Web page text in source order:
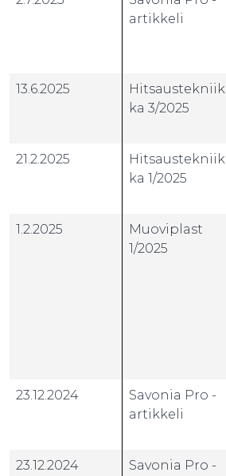
artikkeli
13.6.2025
Hitsaustekniik
ka 3/2025
21.2.2025
Hitsaustekniik
ka 1/2025
1.2.2025
Muoviplast
1/2025
23.12.2024
Savonia Pro -
artikkeli
23.12.2024
Savonia Pro -